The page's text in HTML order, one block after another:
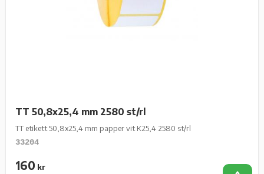
TT 50,8x25,4 mm 2580 st/rl
TT etikett 50,8x25,4 mm papper vit K25,4 2580 st/rl
33204
160 kr